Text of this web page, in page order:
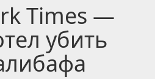
Times —
убить